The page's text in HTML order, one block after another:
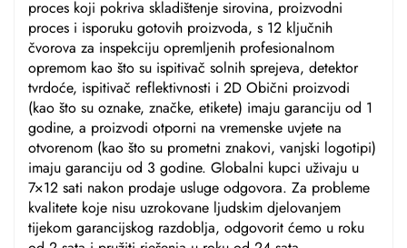
proces koji pokriva skladištenje sirovina, proizvodni
proces i isporuku gotovih proizvoda, s 12 ključnih
čvorova za inspekciju opremljenih profesionalnom
opremom kao što su ispitivač solnih sprejeva, detektor
tvrdoće, ispitivač reflektivnosti i 2D Obični proizvodi
(kao što su oznake, značke, etikete) imaju garanciju od 1
godine, a proizvodi otporni na vremenske uvjete na
otvorenom (kao što su prometni znakovi, vanjski logotipi)
imaju garanciju od 3 godine. Globalni kupci uživaju u
7×12 sati nakon prodaje usluge odgovora. Za probleme
kvalitete koje nisu uzrokovane ljudskim djelovanjem
tijekom garancijskog razdoblja, odgovorit ćemo u roku